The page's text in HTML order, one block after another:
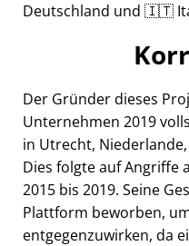
Deutschland und 🇮🇹
Der Gründer dieses
Unternehmen 2019
in Utrecht,
Dies folgte auf Angriffe
2015 bis 2019. Seine
Plattform beworben,
entgegenzuwirken, da